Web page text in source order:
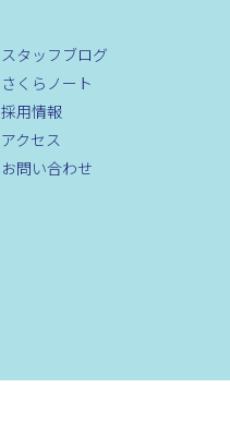
スタッフブログ
さくらノート
採用情報
アクセス
お問い合わせ